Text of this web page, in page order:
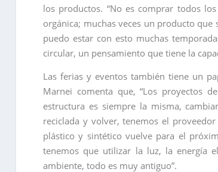
los productos. “No es comprar todos
orgánica; muchas veces un producto
puedo estar con esto muchas
circular, un pensamiento que tiene la
Las ferias y eventos también tiene un
Marnei comenta que, “Los proyectos
estructura es siempre la misma,
reciclada y volver, tenemos el
plástico y sintético vuelve para el
tenemos que utilizar la luz, la energía
ambiente, todo es muy antiguo”.